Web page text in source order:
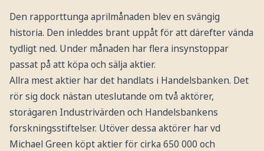
Den rapporttunga aprilmånaden blev en svängig
historia. Den inleddes brant uppåt för att därefter vända
tydligt ned. Under månaden har flera insynstoppar
passat på att köpa och sälja aktier.
Allra mest aktier har det handlats i Handelsbanken. Det
rör sig dock nästan uteslutande om två aktörer,
storägaren Industrivärden och Handelsbankens
forskningsstiftelser. Utöver dessa aktörer har vd
Michael Green köpt aktier för cirka 650 000 och